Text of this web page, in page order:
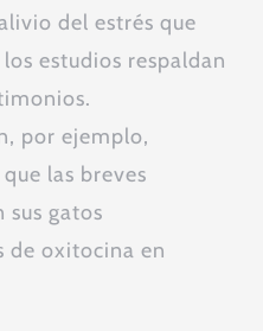
del estrés que
estudios respaldan
por ejemplo,
las breves
sus gatos
de oxitocina en